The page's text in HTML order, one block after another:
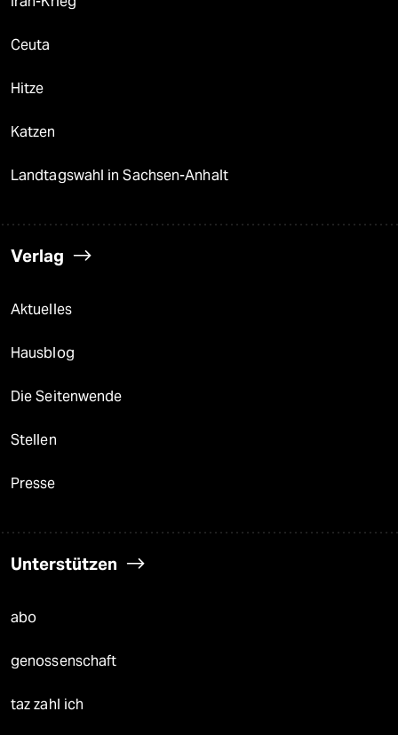
Ceuta
Hitze
Katzen
Landtagswahl in Sachsen-Anhalt
Verlag
Aktuelles
Hausblog
Die Seitenwende
Stellen
Presse
Unterstützen
abo
genossenschaft
taz zahl ich